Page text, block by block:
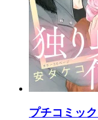
プチコミッ